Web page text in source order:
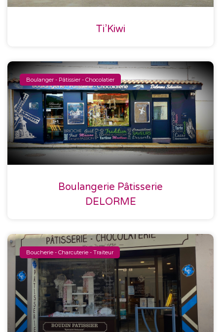
Ti’Kiwi
Boulanger - Pâtissier - Chocolatier
Boulangerie Pâtisserie
DELORME
Boucherie - Charcuterie - Traiteur